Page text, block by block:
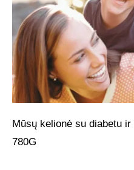
Mūsų kelionė su diabetu
780G